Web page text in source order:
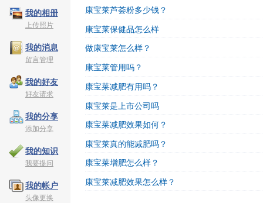
我的相册
上传照片
我的消息
留言管理
我的好友
好友请求
我的分享
添加分享
我的知识
我要提问
我的帐户
头像更换
康宝莱芦荟粉多少钱？
康宝莱保健品怎么样
做康宝莱怎么样？
康宝莱管用吗？
康宝莱减肥有用吗？
康宝莱是上市公司吗
康宝莱减肥效果如何？
康宝莱真的能减肥吗？
康宝莱增肥怎么样？
康宝莱减肥效果怎么样？